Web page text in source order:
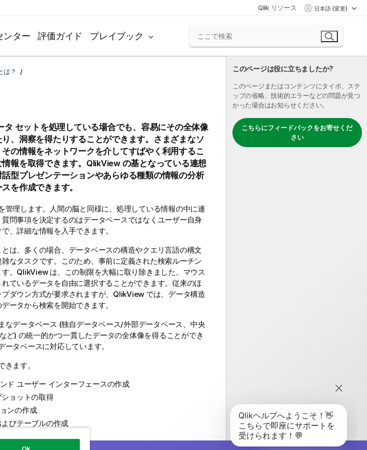
Qlik リソース 日本語 (変更)
ンター 評価ガイド プレイブック
このページは役に立ちましたか?
このページまたはコンテンツにタイポ、ステ
ップの省略、技術的エラーなどの問題が見つ
かった場合はお知らせください。
こちらにフィードバックをお寄せくだ
さい
は？
タ セットを処理している場合でも、容易にその全体像
、洞察を得たりすることができます。さまざまなソ
の情報をネットワークを介してすばやく利用するこ
報を取得できます。 QlikViewの基となっている連想
型プレゼンテーションやあらゆる種類の情報の分析
を作成できます。
管理します。人間の脳と同様に、処理している情報の中に連
問事項を決定するのはデータベースではなくユーザー自身
、詳細な情報を入手できます。
は、多くの場合、データベースの構造やクエリ言語の構文
なタスクです。このため、事前に定義された検索ルーチン
。 QlikViewは、この制限を大幅に取り除きました。マウス
ているデータを自由に選択することができます。従来のほ
ダウン方式が要求されますが、 QlikView では、データ構造
ータから検索を開始できます。
なデータベース (独自データベース/外部データベース、中央
ど) の統一的かつ一貫したデータの全体像を得ることができ
タベースに対応しています。
ます。
ド ユーザー インターフェースの作成
ョットの取得
ンの作成
びテーブルの作成